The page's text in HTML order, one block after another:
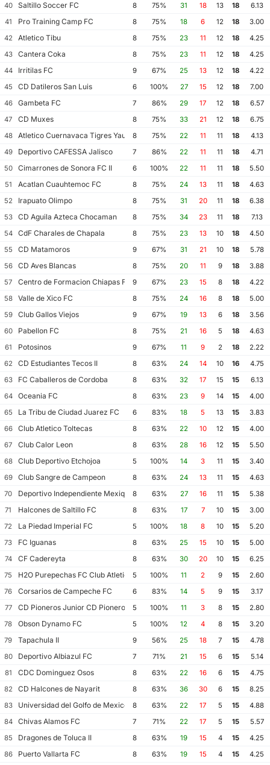
40
Saltillo Soccer FC 8 75% 31 18 13 18
6.13
41
Pro Training Camp FC 8 75% 18 6 12 18
3.00
42
Atletico Tibu 8 75% 23 11 12 18
4.25
43
Cantera Coka 8 75% 23 11 12 18
4.25
44
Irritilas FC 9 67% 25 13 12 18
4.22
45
CD Datileros San Luis 6 100% 27 15 12 18
7.00
46
Gambeta FC 7 86% 29 17 12 18
6.57
47
CD Muxes 8 75% 33 21 12 18
6.75
48
Atletico Cuernavaca Tigres Yautepec
8 75% 22 11 11 18
4.13
49
Deportivo CAFESSA Jalisco 7 86% 22 11 11 18
4.71
50
Cimarrones de Sonora FC II 6 100% 22 11 11 18
5.50
51
Acatlan Cuauhtemoc FC 8 75% 24 13 11 18
4.63
52
Irapuato Olimpo 8 75% 31 20 11 18
6.38
53
CD Aguila Azteca Chocaman 8 75% 34 23 11 18
7.13
54
CdF Charales de Chapala 8 75% 23 13 10 18
4.50
55
CD Matamoros 9 67% 31 21 10 18
5.78
56
CD Aves Blancas 8 75% 20 11 9 18
3.88
57
Centro de Formacion Chiapas Futbol
9 67% 23 15 8 18
4.22
58
Valle de Xico FC 8 75% 24 16 8 18
5.00
59
Club Gallos Viejos 9 67% 19 13 6 18
3.56
60
Pabellon FC 8 75% 21 16 5 18
4.63
61
Potosinos 9 67% 11 9 2 18
2.22
62
CD Estudiantes Tecos II 8 63% 24 14 10 16
4.75
63
FC Caballeros de Cordoba 8 63% 32 17 15 15
6.13
64
Oceania FC 8 63% 23 9 14 15
4.00
65
La Tribu de Ciudad Juarez FC 6 83% 18 5 13 15
3.83
66
Club Atletico Toltecas 8 63% 22 10 12 15
4.00
67
Club Calor Leon 8 63% 28 16 12 15
5.50
68
Club Deportivo Etchojoa 5 100% 14 3 11 15
3.40
69
Club Sangre de Campeon 8 63% 24 13 11 15
4.63
70
Deportivo Independiente Mexiquense
8 63% 27 16 11 15
5.38
71
Halcones de Saltillo FC 8 63% 17 7 10 15
3.00
72
La Piedad Imperial FC 5 100% 18 8 10 15
5.20
73
FC Iguanas 8 63% 25 15 10 15
5.00
74
CF Cadereyta 8 63% 30 20 10 15
6.25
75
H2O Purepechas FC Club Atletico Morelia II
5 100% 11 2 9 15
2.60
76
Corsarios de Campeche FC 6 83% 14 5 9 15
3.17
77
CD Pioneros Junior CD Pioneros de Cancun II
5 100% 11 3 8 15
2.80
78
Obson Dynamo FC 5 100% 12 4 8 15
3.20
79
Tapachula II 9 56% 25 18 7 15
4.78
80
Deportivo Albiazul FC 7 71% 21 15 6 15
5.14
81
CDC Dominguez Osos 8 63% 22 16 6 15
4.75
82
CD Halcones de Nayarit 8 63% 36 30 6 15
8.25
83
Universidad del Golfo de Mexico FC
8 63% 22 17 5 15
4.88
84
Chivas Alamos FC 7 71% 22 17 5 15
5.57
85
Dragones de Toluca II 8 63% 19 15 4 15
4.25
86
Puerto Vallarta FC 8 63% 19 15 4 15
4.25